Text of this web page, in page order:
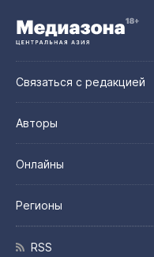
Связаться с редакцией
Авторы
Онлайны
Регионы
RSS